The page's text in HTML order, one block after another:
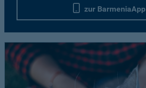
zur BarmeniaApp